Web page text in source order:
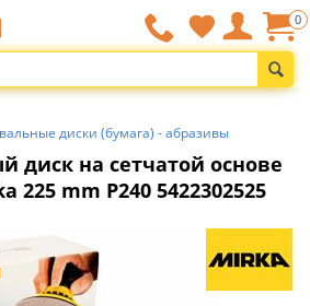
0
диски (бумага) - абразивы
на сетчатой основе
225 mm P240 5422302525